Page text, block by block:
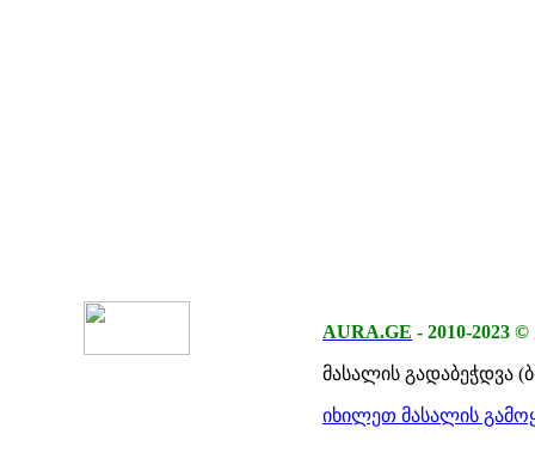
AURA.GE - 2010-2023 ©
მასალის გადაბეჭდვა
იხილეთ მასალის